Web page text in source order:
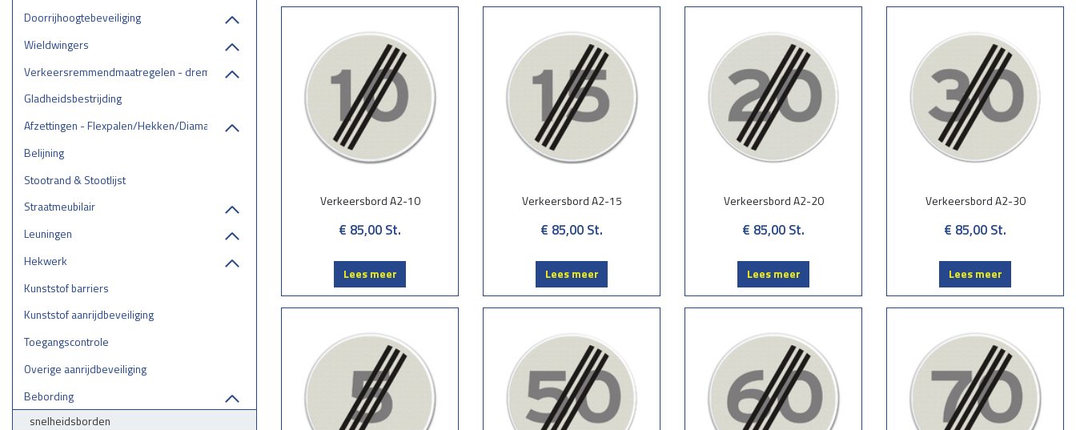
Doorrijhoogtebeveiliging
Wieldwingers
Verkeersremmendmaatregelen - drempels/ruggen/parkeerstops
Gladheidsbestrijding
Afzettingen - Flexpalen/Hekken/Diamantkoppalen
Belijning
Stootrand & Stootlijst
Straatmeubilair
Leuningen
Hekwerk
Kunststof barriers
Kunststof aanrijdbeveiliging
Toegangscontrole
Overige aanrijdbeveiliging
Bebording
snelheidsborden
Verkeersbord A2-10
€ 85,00 St.
Lees meer
Verkeersbord A2-15
€ 85,00 St.
Lees meer
Verkeersbord A2-20
€ 85,00 St.
Lees meer
Verkeersbord A2-30
€ 85,00 St.
Lees meer